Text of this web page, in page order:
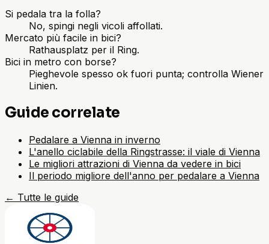
Si pedala tra la folla?
No, spingi negli vicoli affollati.
Mercato più facile in bici?
Rathausplatz per il Ring.
Bici in metro con borse?
Pieghevole spesso ok fuori punta; controlla Wiener
Linien.
Guide correlate
Pedalare a Vienna in inverno
L'anello ciclabile della Ringstrasse: il viale di Vienna
Le migliori attrazioni di Vienna da vedere in bici
Il periodo migliore dell'anno per pedalare a Vienna
← Tutte le guide